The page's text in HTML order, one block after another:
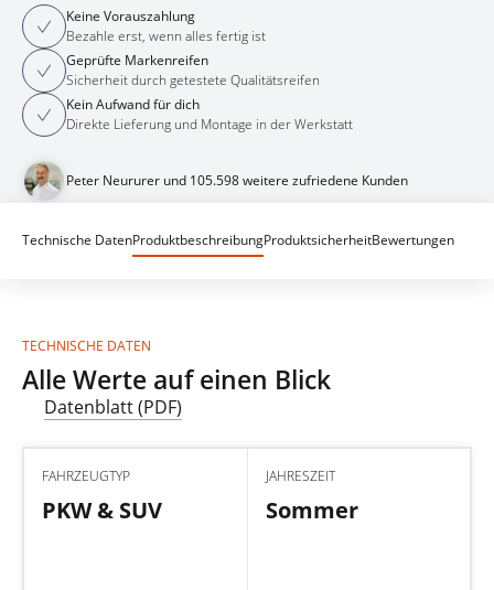
Keine Vorauszahlung
Bezahle erst, wenn alles fertig ist
Geprüfte Markenreifen
Sicherheit durch getestete Qualitätsreifen
Kein Aufwand für dich
Direkte Lieferung und Montage in der Werkstatt
Peter Neururer und 105.598 weitere zufriedene Kunden
Technische DatenProduktbeschreibungProduktsicherheitBewertungen
TECHNISCHE DATEN
Alle Werte auf einen Blick
Datenblatt (PDF)
FAHRZEUGTYP
PKW & SUV
JAHRESZEIT
Sommer